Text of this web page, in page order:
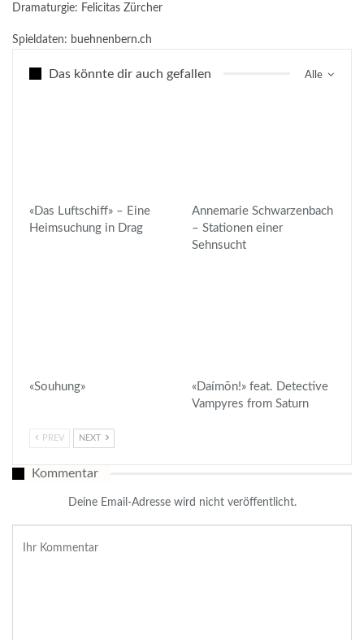
Dramaturgie: Felicitas Zürcher
Spieldaten: buehnenbern.ch
Alle
Das könnte dir auch gefallen
«Das Luftschiff» – Eine
Heimsuchung in Drag
Annemarie Schwarzenbach
– Stationen einer
Sehnsucht
«Souhung»
«Daímōn!» feat. Detective
Vampyres from Saturn
PREV NEXT
Kommentar
Deine Email-Adresse wird nicht veröffentlicht.